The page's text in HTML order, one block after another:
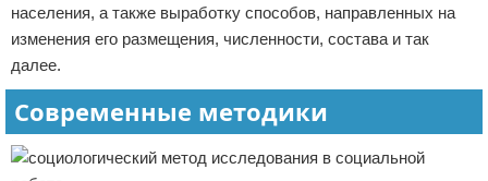
населения, а также выработку способов, направленных на
изменения его размещения, численности, состава и так
далее.
Современные методики